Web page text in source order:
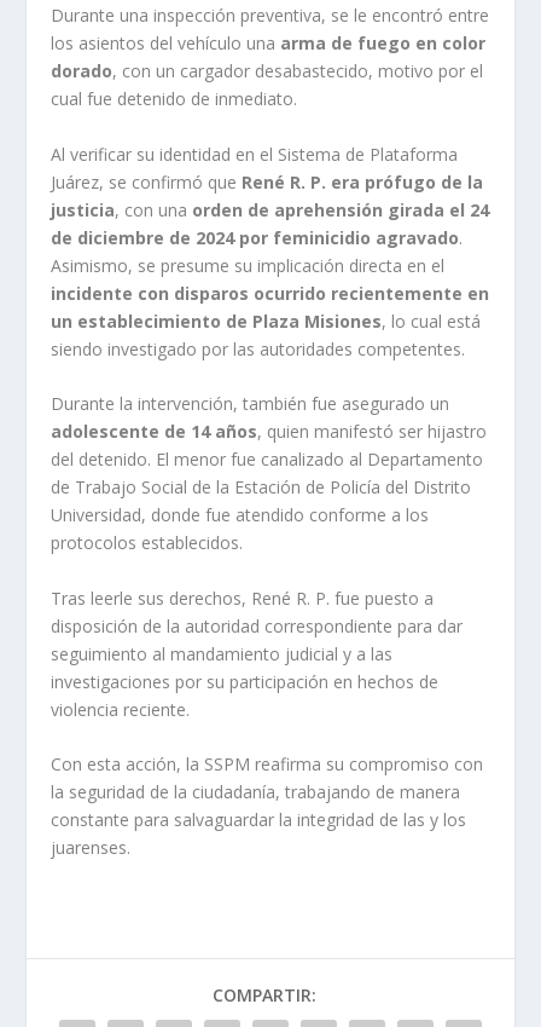
Durante una inspección preventiva, se le encontró entre
los asientos del vehículo una arma de fuego en color
dorado, con un cargador desabastecido, motivo por el
cual fue detenido de inmediato.
Al verificar su identidad en el Sistema de Plataforma
Juárez, se confirmó que René R. P. era prófugo de la
justicia, con una orden de aprehensión girada el 24
de diciembre de 2024 por feminicidio agravado.
Asimismo, se presume su implicación directa en el
incidente con disparos ocurrido recientemente en
un establecimiento de Plaza Misiones, lo cual está
siendo investigado por las autoridades competentes.
Durante la intervención, también fue asegurado un
adolescente de 14 años, quien manifestó ser hijastro
del detenido. El menor fue canalizado al Departamento
de Trabajo Social de la Estación de Policía del Distrito
Universidad, donde fue atendido conforme a los
protocolos establecidos.
Tras leerle sus derechos, René R. P. fue puesto a
disposición de la autoridad correspondiente para dar
seguimiento al mandamiento judicial y a las
investigaciones por su participación en hechos de
violencia reciente.
Con esta acción, la SSPM reafirma su compromiso con
la seguridad de la ciudadanía, trabajando de manera
constante para salvaguardar la integridad de las y los
juarenses.
COMPARTIR: